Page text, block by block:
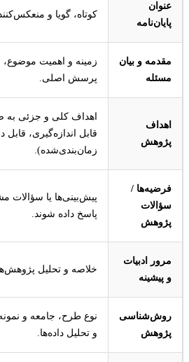
عنوان
پایان‌نامه
کوتاه، گویا و
مقدمه و بیان
مسئله
زمینه و اهمیت
پرسش اصلی.
اهداف
پژوهش
قابل اندازه‌گیری، قابل
زمان‌بندی‌شده).
فرضیه‌ها /
سؤالات
پژوهش
پیش‌بینی‌ها یا
پاسخ داده شوند.
مرور ادبیات
و پیشینه
خلاصه و تحلیل
روش‌شناسی
پژوهش
نوع طرح، جامعه و
و تحلیل داده‌ها.